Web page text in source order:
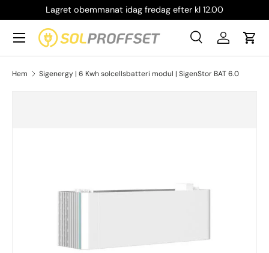
Hoppa till innehållet
Lagret obemmanat idag fredag efter kl 12.00
Sök
Produkttyp
Sök Logga in
Meny
Hem Sigenergy | 6 Kwh solcellsbatteri modul | SigenStor BAT 6.0